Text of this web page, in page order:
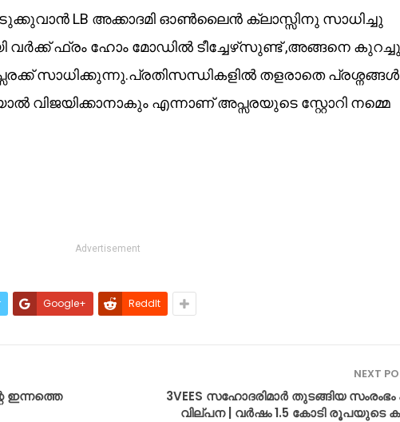
LB അക്കാദമി ഓൺലൈൻ ക്ലാസ്സിനു സാധിച്ചു
വർക്ക് ഫ്രം ഹോം മോഡിൽ ടീച്ചേഴ്‌സുണ്ട് ,അങ്ങനെ കുറച്ചു
സാധിക്കുന്നു.പ്രതിസന്ധികളിൽ തളരാതെ പ്രശ്നങ്ങൾ
വിജയിക്കാനാകും എന്നാണ് അപ്സരയുടെ സ്റ്റോറി നമ്മെ
Advertisement
Google+ ReddIt
ഇന്നത്തെ
NEXT
3VEES സഹോദരിമാർ തുടങ്ങിയ സംരംഭം
വില്പന | വർഷം 1.5 കോടി രൂപയുടെ